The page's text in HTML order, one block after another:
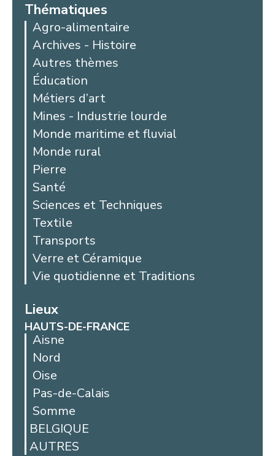
Thématiques
Agro-alimentaire
Archives - Histoire
Autres thèmes
Éducation
Métiers d’art
Mines - Industrie lourde
Monde maritime et fluvial
Monde rural
Pierre
Santé
Sciences et Techniques
Textile
Transports
Verre et Céramique
Vie quotidienne et Traditions
Lieux
HAUTS-DE-FRANCE
Aisne
Nord
Oise
Pas-de-Calais
Somme
BELGIQUE
AUTRES